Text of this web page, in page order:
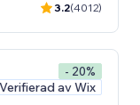
3.2(4012)
- 20%
Verifierad av Wix